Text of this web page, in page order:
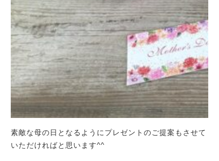
素敵な母の日となるようにプレゼントのご提案もさせて
いただければと思います^^